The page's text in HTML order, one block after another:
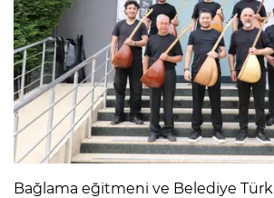
Bağlama eğitmeni ve Belediye